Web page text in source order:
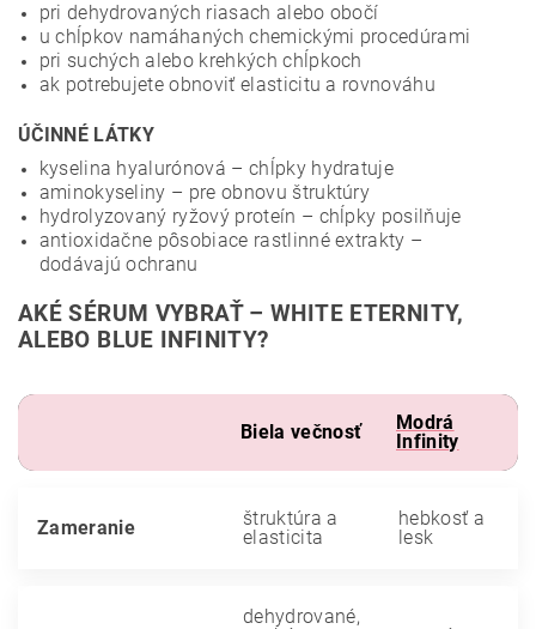
pri dehydrovaných riasach alebo obočí
u chĺpkov namáhaných chemickými procedúrami
pri suchých alebo krehkých chĺpkoch
ak potrebujete obnoviť elasticitu a rovnováhu
ÚČINNÉ LÁTKY
kyselina hyalurónová – chĺpky hydratuje
aminokyseliny – pre obnovu štruktúry
hydrolyzovaný ryžový proteín – chĺpky posilňuje
antioxidačne pôsobiace rastlinné extrakty –
dodávajú ochranu
AKÉ SÉRUM VYBRAŤ – WHITE ETERNITY,
ALEBO BLUE INFINITY?
Biela večnosť
Modrá
Infinity
Zameranie
štruktúra a
elasticita
hebkosť a
lesk
dehydrované,